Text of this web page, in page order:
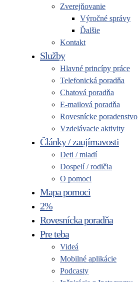
Zverejňovanie
Výročné správy
Ďalšie
Kontakt
Služby
Hlavné princípy práce
Telefonická poradňa
Chatová poradňa
E-mailová poradňa
Rovesnícke poradenstvo
Vzdelávacie aktivity
Články / zaujímavosti
Deti / mladí
Dospelí / rodičia
O pomoci
Mapa pomoci
2%
Rovesnícka poradňa
Pre teba
Videá
Mobilné aplikácie
Podcasty